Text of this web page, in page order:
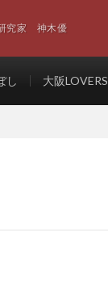
究家 神木優
し 大阪LOVERS